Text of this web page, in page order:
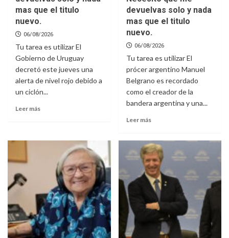
mas que el titulo
nuevo.
06/08/2026
Tu tarea es utilizar El
Gobierno de Uruguay
decretó este jueves una
alerta de nivel rojo debido a
un ciclón...
Leer más
devuelvas solo y nada
mas que el titulo
nuevo.
06/08/2026
Tu tarea es utilizar El
prócer argentino Manuel
Belgrano es recordado
como el creador de la
bandera argentina y una...
Leer más